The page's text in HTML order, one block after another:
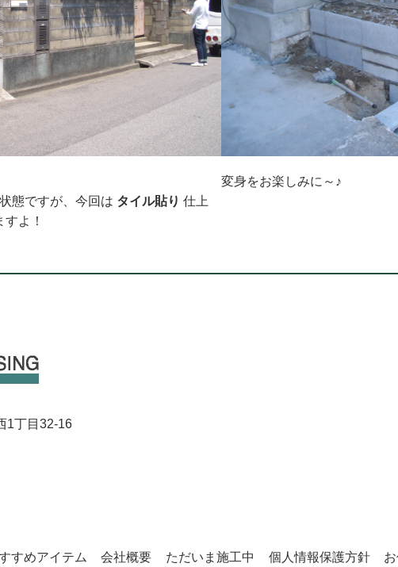
態ですが、今回は タイル貼り仕上
よ！
変身をお楽しみに～♪
1丁目32-16
すめアイテム ただいま施工中
会社概要 個人情報保護方針